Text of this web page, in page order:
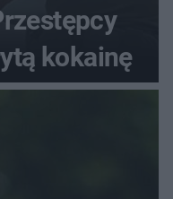
kokainę